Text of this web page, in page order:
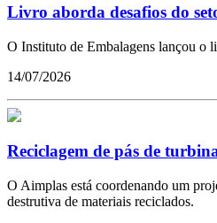
Livro aborda desafios do
O Instituto de Embalagens lançou o
14/07/2026
Reciclagem de pás de
O Aimplas está coordenando um
destrutiva de materiais reciclados.